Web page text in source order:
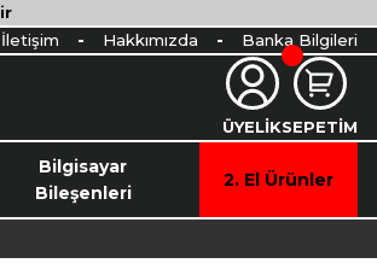
İletişim Hakkımızda Banka Bilgileri
ÜYELİKSEPETİM
Bilgisayar
Bileşenleri
2. El Ürünler